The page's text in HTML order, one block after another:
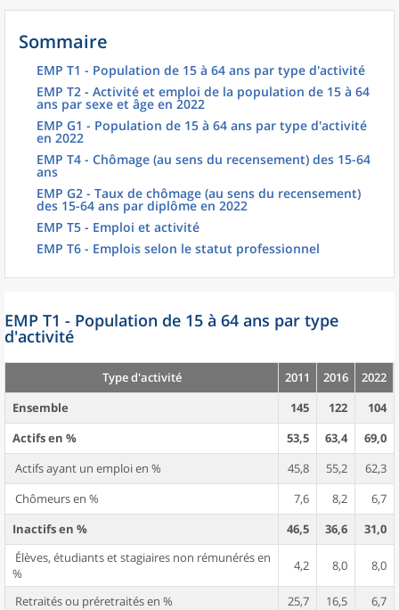
Sommaire
EMP T1 - Population de 15 à 64 ans par type d'activité
EMP T2 - Activité et emploi de la population de 15 à 64
ans par sexe et âge en 2022
EMP G1 - Population de 15 à 64 ans par type d'activité
en 2022
EMP T4 - Chômage (au sens du recensement) des 15-64
ans
EMP G2 - Taux de chômage (au sens du recensement)
des 15-64 ans par diplôme en 2022
EMP T5 - Emploi et activité
EMP T6 - Emplois selon le statut professionnel
EMP T1 - Population de 15 à 64 ans par type
d'activité
Type d'activité 2011 2016
2022
Ensemble
145 122
104
Actifs en %
53,5 63,4
69,0
Actifs ayant un emploi en %
45,8 55,2
62,3
Chômeurs en %
7,6 8,2
6,7
Inactifs en %
46,5 36,6
31,0
Élèves, étudiants et stagiaires non rémunérés en
%
4,2 8,0 8,0
Retraités ou préretraités en % 25,7 16,5
6,7